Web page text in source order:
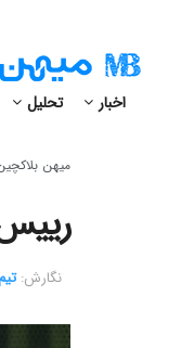
اخبار تحلیل
میهن
رییس
نگارش:‌